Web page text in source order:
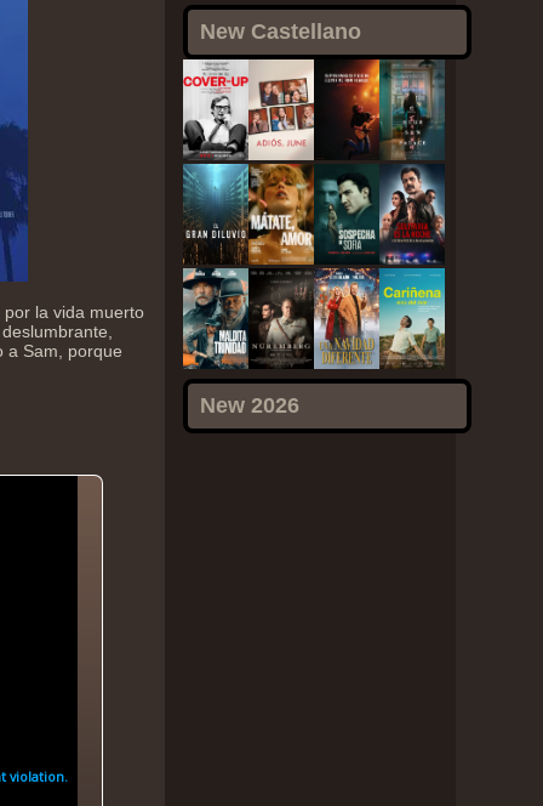
New Castellano
New 2026
la vida muerto
a Sam, porque